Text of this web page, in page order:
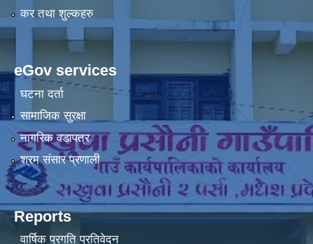
कर तथा शुल्कहरु
eGov services
घटना दर्ता
सामाजिक सुरक्षा
नागरिक वडापत्र
श्रम संसार प्रणाली
Reports
वार्षिक प्रगति प्रतिवेदन